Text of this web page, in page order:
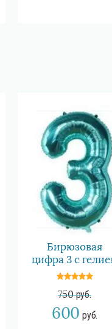
Бирюзовая
цифра 3 с
600 руб.
750руб.